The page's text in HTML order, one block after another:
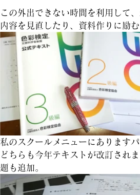
この外出できない時間を利用して
内容を見直したり、資料作りに励
私のスクールメニューにあります
どちらも今年テキストが改訂され
題も追加。